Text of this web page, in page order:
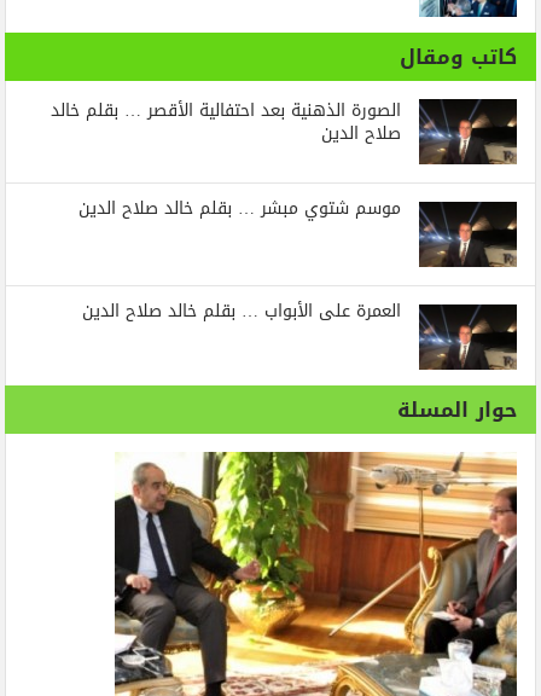
كاتب ومقال
الصورة الذهنية بعد احتفالية الأقصر … بقلم خالد
صلاح الدين
موسم شتوي مبشر … بقلم خالد صلاح الدين
العمرة على الأبواب … بقلم خالد صلاح الدين
حوار المسلة